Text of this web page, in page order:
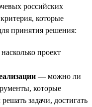
российских
которые
принятия решения:
проект
— можно ли
которые
задачи, достигать